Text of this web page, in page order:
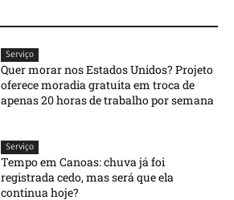
Serviço
Quer morar nos Estados Unidos? Projeto
oferece moradia gratuita em troca de
apenas 20 horas de trabalho por semana
Serviço
Tempo em Canoas: chuva já foi
registrada cedo, mas será que ela
continua hoje?